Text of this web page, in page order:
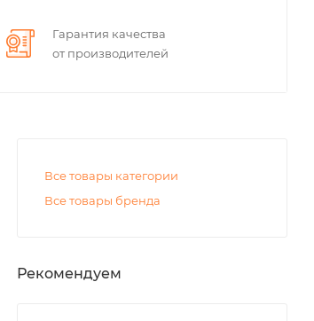
Гарантия качества
от производителей
Все товары категории
Все товары бренда
Рекомендуем